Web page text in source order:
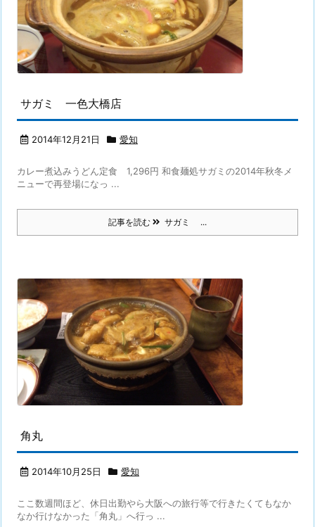
サガミ 一色大橋店
2014年12月21日 愛知
カレー煮込みうどん定食 1,296円 和食麺処サガミの2014年秋冬メ
ニューで再登場になっ ...
記事を読む サガミ ...
角丸
2014年10月25日 愛知
ここ数週間ほど、休日出勤やら大阪への旅行等で行きたくてもなか
なか行けなかった「角丸」へ行っ ...